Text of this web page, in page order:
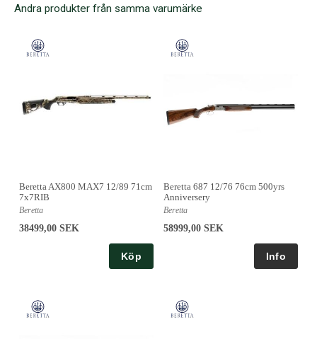
Andra produkter från samma varumärke
Beretta AX800 MAX7 12/89 71cm
7x7RIB
Beretta
38499,00 SEK
Köp
Beretta 687 12/76 76cm 500yrs
Anniversery
Beretta
58999,00 SEK